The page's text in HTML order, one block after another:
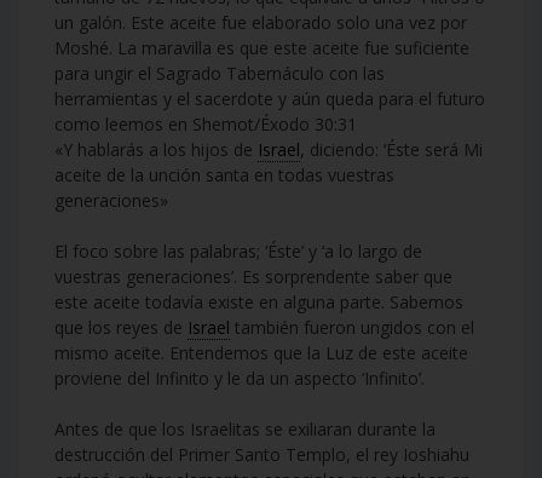
un galón. Este aceite fue elaborado solo una vez por
Moshé. La maravilla es que este aceite fue suficiente
para ungir el Sagrado Tabernáculo con las
herramientas y el sacerdote y aún queda para el futuro
como leemos en Shemot/Éxodo 30:31
«Y hablarás a los hijos de Israel, diciendo: ‘Éste será Mi
aceite de la unción santa en todas vuestras
generaciones»
El foco sobre las palabras; ‘Éste’ y ‘a lo largo de
vuestras generaciones’. Es sorprendente saber que
este aceite todavía existe en alguna parte. Sabemos
que los reyes de Israel también fueron ungidos con el
mismo aceite. Entendemos que la Luz de este aceite
proviene del Infinito y le da un aspecto ‘Infinito’.
Antes de que los Israelitas se exiliaran durante la
destrucción del Primer Santo Templo, el rey Ioshiahu